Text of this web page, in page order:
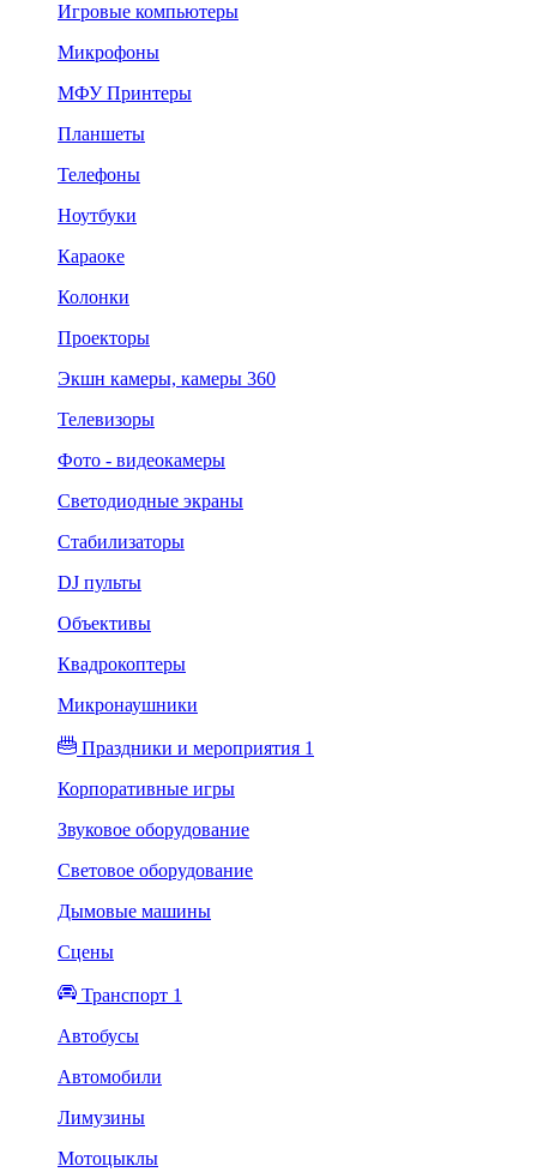
Игровые компьютеры
Микрофоны
МФУ Принтеры
Планшеты
Телефоны
Ноутбуки
Караоке
Колонки
Проекторы
Экшн камеры, камеры 360
Телевизоры
Фото - видеокамеры
Светодиодные экраны
Стабилизаторы
DJ пульты
Объективы
Квадрокоптеры
Микронаушники
Праздники и мероприятия 1
Корпоративные игры
Звуковое оборудование
Световое оборудование
Дымовые машины
Сцены
Транспорт 1
Автобусы
Автомобили
Лимузины
Мотоцыклы